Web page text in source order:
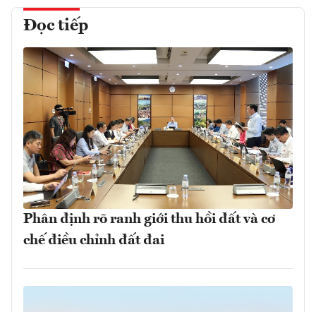
Đọc tiếp
Phân định rõ ranh giới thu hồi đất và cơ
chế điều chỉnh đất đai